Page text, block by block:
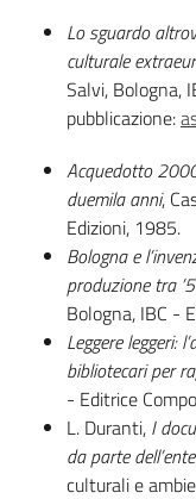
Per i cittadini
Lo sguardo
culturale
Salvi, Bologna,
pubblicazione:
Acquedotto
duemila anni,
Edizioni, 1985.
Bologna e
produzione tra
Bologna, IBC -
Leggere leggeri:
bibliotecari per
- Editrice
L. Duranti, I
da parte
culturali e